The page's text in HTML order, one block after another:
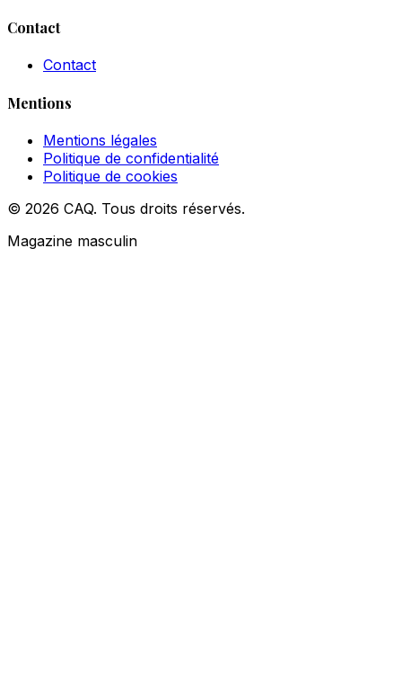
Contact
Contact
Mentions
Mentions légales
Politique de confidentialité
Politique de cookies
© 2026 CAQ. Tous droits réservés.
Magazine masculin